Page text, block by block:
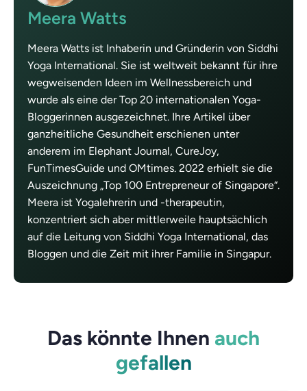
Meera Watts
Meera Watts ist Inhaberin und Gründerin von Siddhi
Yoga International. Sie ist weltweit bekannt für ihre
wegweisenden Ideen im Wellnessbereich und
wurde als eine der Top 20 internationalen Yoga-
Bloggerinnen ausgezeichnet. Ihre Artikel über
ganzheitliche Gesundheit erschienen unter
anderem im Elephant Journal, CureJoy,
FunTimesGuide und OMtimes. 2022 erhielt sie die
Auszeichnung „Top 100 Entrepreneur of Singapore“.
Meera ist Yogalehrerin und -therapeutin,
konzentriert sich aber mittlerweile hauptsächlich
auf die Leitung von Siddhi Yoga International, das
Bloggen und die Zeit mit ihrer Familie in Singapur.
Das könnte Ihnen auch
gefallen